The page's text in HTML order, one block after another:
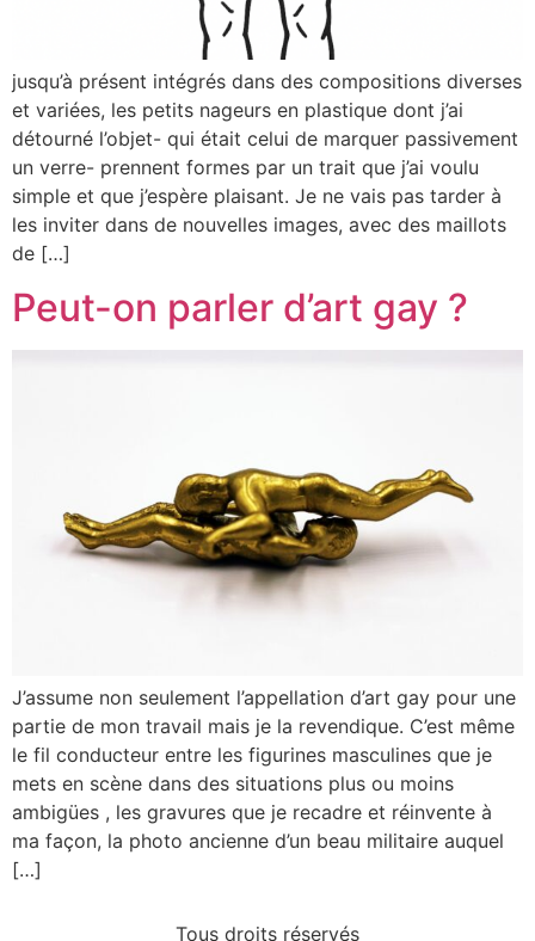
jusqu’à présent intégrés dans des compositions diverses
et variées, les petits nageurs en plastique dont j’ai
détourné l’objet- qui était celui de marquer passivement
un verre- prennent formes par un trait que j’ai voulu
simple et que j’espère plaisant. Je ne vais pas tarder à
les inviter dans de nouvelles images, avec des maillots
de […]
Peut-on parler d’art gay ?
J’assume non seulement l’appellation d’art gay pour une
partie de mon travail mais je la revendique. C’est même
le fil conducteur entre les figurines masculines que je
mets en scène dans des situations plus ou moins
ambigües , les gravures que je recadre et réinvente à
ma façon, la photo ancienne d’un beau militaire auquel
[…]
Tous droits réservés